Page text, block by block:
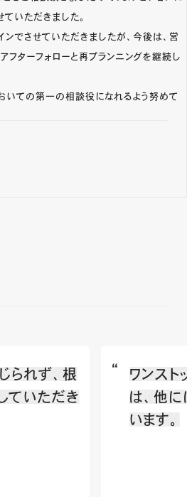
いただきました。
ンでさせていただきましたが、今後は、営
フターフォローと再プランニングを継続し
ての第一の相談役になれるよう努めて
られず、根
ていただき
ワンス
は、他
います。